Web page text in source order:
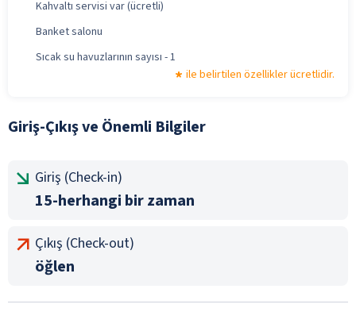
Kahvaltı servisi var (ücretli)
Banket salonu
Sıcak su havuzlarının sayısı - 1
ile belirtilen özellikler ücretlidir.
Giriş-Çıkış ve Önemli Bilgiler
Giriş (Check-in)
15-herhangi bir zaman
Çıkış (Check-out)
öğlen